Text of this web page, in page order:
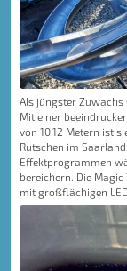
Als jüngster Zuwachs
Mit einer
von 10,12 Metern ist
Rutschen im
Effektprogrammen
bereichern. Die
mit großflächigen